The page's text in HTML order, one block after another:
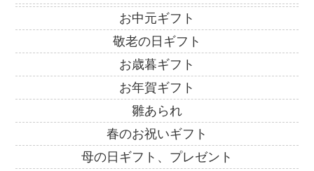
お中元ギフト
敬老の日ギフト
お歳暮ギフト
お年賀ギフト
雛あられ
春のお祝いギフト
母の日ギフト、プレゼント